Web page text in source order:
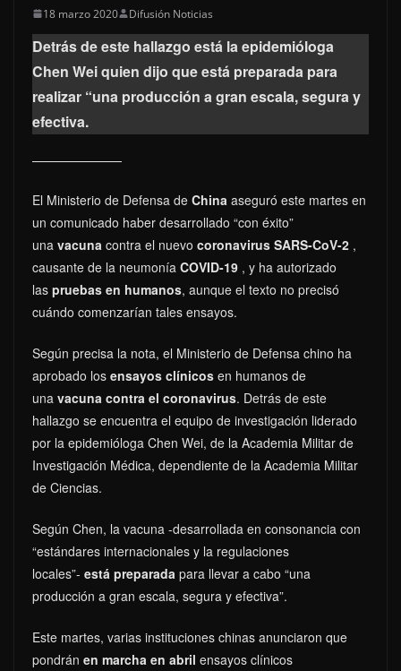
18 marzo 2020 Difusión Noticias
Detrás de este hallazgo está la epidemióloga
Chen Wei quien dijo que está preparada para
realizar “una producción a gran escala, segura y
efectiva.
El Ministerio de Defensa de China aseguró este martes en
un comunicado haber desarrollado “con éxito”
una vacuna contra el nuevo coronavirus SARS-CoV-2 ,
causante de la neumonía COVID-19 , y ha autorizado
las pruebas en humanos, aunque el texto no precisó
cuándo comenzarían tales ensayos.
Según precisa la nota, el Ministerio de Defensa chino ha
aprobado los ensayos clínicos en humanos de
una vacuna contra el coronavirus. Detrás de este
hallazgo se encuentra el equipo de investigación liderado
por la epidemióloga Chen Wei, de la Academia Militar de
Investigación Médica, dependiente de la Academia Militar
de Ciencias.
Según Chen, la vacuna -desarrollada en consonancia con
“estándares internacionales y la regulaciones
locales”- está preparada para llevar a cabo “una
producción a gran escala, segura y efectiva”.
Este martes, varias instituciones chinas anunciaron que
pondrán en marcha en abril ensayos clínicos